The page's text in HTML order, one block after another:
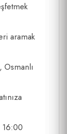
aramak
Osmanlı
16:00